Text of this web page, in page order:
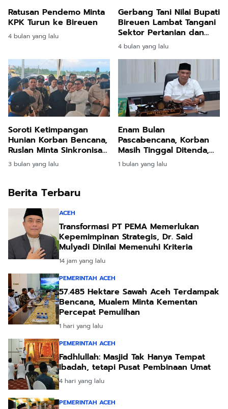
Ratusan Pendemo Minta
KPK Turun ke Bireuen
4 bulan yang lalu
Gerbang Tani Nilai Bupati
Bireuen Lambat Tangani
Sektor Pertanian dan
Perikanan
4 bulan yang lalu
Soroti Ketimpangan
Hunian Korban Bencana,
Ruslan Minta Sinkronisasi
Pusat dan Daerah
3 bulan yang lalu
Enam Bulan
Pascabencana, Korban
Masih Tinggal Ditenda,
Surya Dharma
Pertanyakan Keseriusan
1 bulan yang lalu
Berita Terbaru
ACEH
Transformasi PT PEMA Memerlukan
Kepemimpinan Strategis, Dr. Said
Mulyadi Dinilai Memenuhi Kriteria
14 jam yang lalu
PEMERINTAH ACEH
57.485 Hektare Sawah Aceh Terdampak
Bencana, Mualem Minta Kementan
Percepat Pemulihan
1 hari yang lalu
PEMERINTAH ACEH
Fadhlullah: Masjid Tak Hanya Tempat
Ibadah, tetapi Pusat Pembinaan Umat
4 hari yang lalu
PEMERINTAH ACEH